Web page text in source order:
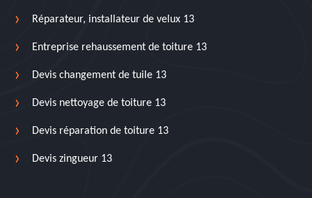
Réparateur, installateur de velux 13
Entreprise rehaussement de toiture 13
Devis changement de tuile 13
Devis nettoyage de toiture 13
Devis réparation de toiture 13
Devis zingueur 13